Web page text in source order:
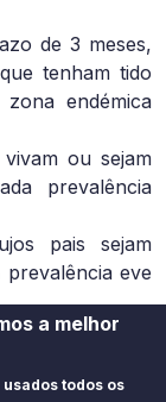
de 3 meses,
tenham tido
endémica
ou sejam
prevalência
pais sejam
eve
a melhor
todos os